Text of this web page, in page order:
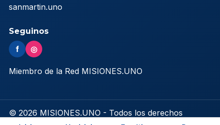
sanmartin.uno
Seguinos
f ◎
Miembro de la Red MISIONES.UNO
© 2026 MISIONES.UNO - Todos los derechos
reservados